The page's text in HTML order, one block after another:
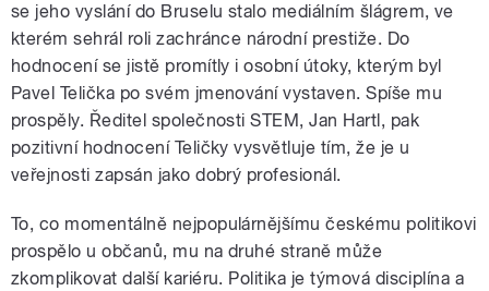
se jeho vyslání do Bruselu stalo mediálním šlágrem, ve
kterém sehrál roli zachránce národní prestiže. Do
hodnocení se jistě promítly i osobní útoky, kterým byl
Pavel Telička po svém jmenování vystaven. Spíše mu
prospěly. Ředitel společnosti STEM, Jan Hartl, pak
pozitivní hodnocení Teličky vysvětluje tím, že je u
veřejnosti zapsán jako dobrý profesionál.
To, co momentálně nejpopulárnějšímu českému politikovi
prospělo u občanů, mu na druhé straně může
zkomplikovat další kariéru. Politika je týmová disciplína a